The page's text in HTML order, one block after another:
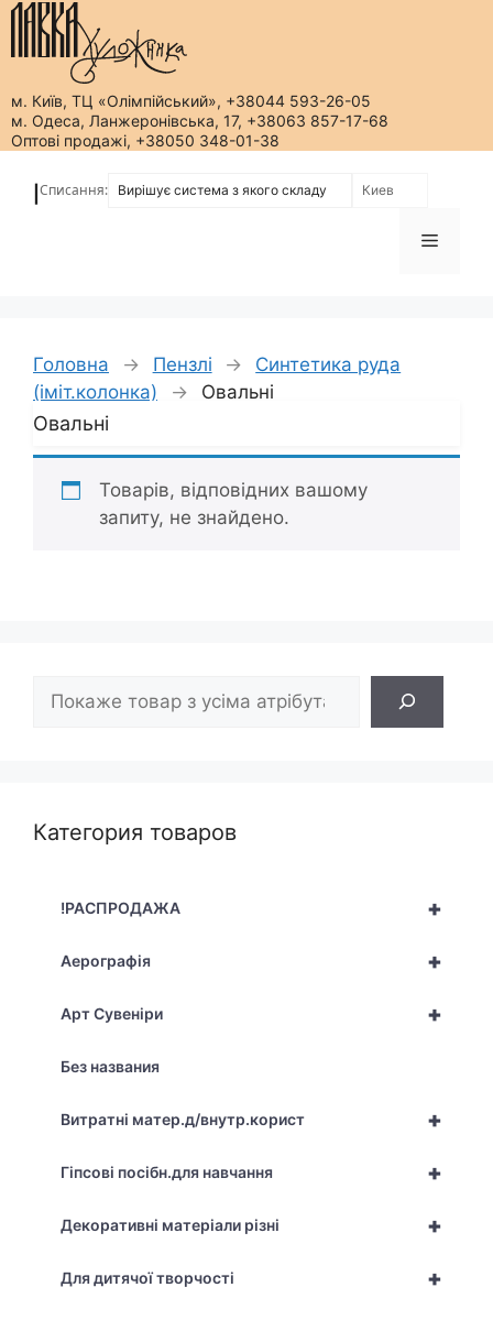
м. Київ, ТЦ «Олімпійський», +38044 593-26-05
м. Одеса, Ланжеронівська, 17, +38063 857-17-68
Оптові продажі, +38050 348-01-38
Списання:
Меню
Головна → Пензлі →
Синтетика руда
(іміт.колонка)
→ Овальні
Овальні
Товарів, відповідних вашому
запиту, не знайдено.
Категория товаров
+
!РАСПРОДАЖА
+
Аерографія
+
Арт Сувеніри
Без названия
+
Витратні матер.д/внутр.корист
+
Гіпсові посібн.для навчання
+
Декоративні матеріали різні
+
Для дитячої творчості